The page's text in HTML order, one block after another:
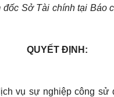
Sở Tài chính tại Báo
QUYẾT ĐỊNH:
vụ sự nghiệp công